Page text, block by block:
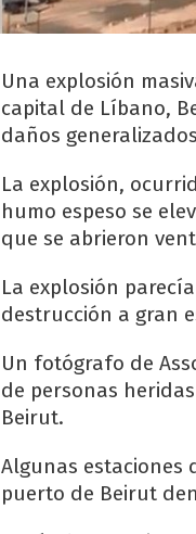
Una explosión
capital de Líbano,
daños
La explosión,
humo espeso se
que se abrieron
La explosión
destrucción a gran
Un fotógrafo de
de personas
Beirut.
Algunas estaciones
puerto de Beirut